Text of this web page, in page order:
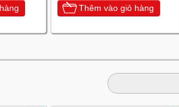
Thêm vào giỏ hàng